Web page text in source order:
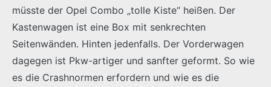
müsste der Opel Combo „tolle Kiste“ heißen. Der
Kastenwagen ist eine Box mit senkrechten
Seitenwänden. Hinten jedenfalls. Der Vorderwagen
dagegen ist Pkw-artiger und sanfter geformt. So wie
es die Crashnormen erfordern und wie es die